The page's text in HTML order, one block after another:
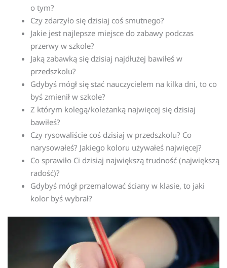
o tym?
Czy zdarzyło się dzisiaj coś smutnego?
Jakie jest najlepsze miejsce do zabawy podczas
przerwy w szkole?
Jaką zabawką się dzisiaj najdłużej bawiłeś w
przedszkolu?
Gdybyś mógł się stać nauczycielem na kilka dni, to co
byś zmienił w szkole?
Z którym kolegą/koleżanką najwięcej się dzisiaj
bawiłeś?
Czy rysowaliście coś dzisiaj w przedszkolu? Co
narysowałeś? Jakiego koloru używałeś najwięcej?
Co sprawiło Ci dzisiaj największą trudność (największą
radość)?
Gdybyś mógł przemalować ściany w klasie, to jaki
kolor byś wybrał?